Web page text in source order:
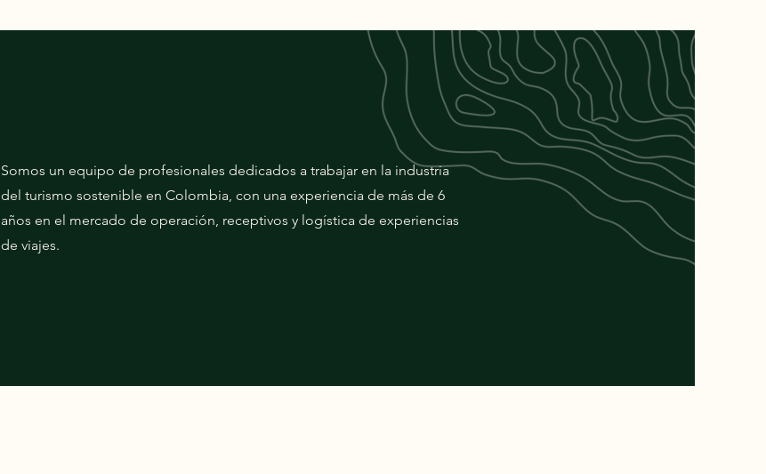
Somos un equipo de profesionales dedicados a trabajar en la industria
del turismo sostenible en Colombia, con una experiencia de más de 6
años en el mercado de operación, receptivos y logística de experiencias
de viajes.